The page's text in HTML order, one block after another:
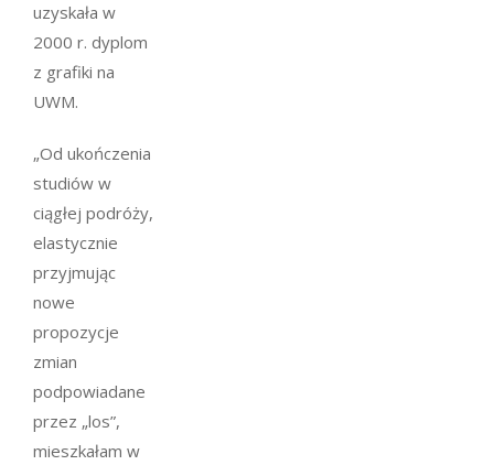
uzyskała w
2000 r. dyplom
z grafiki na
UWM.
„Od ukończenia
studiów w
ciągłej podróży,
elastycznie
przyjmując
nowe
propozycje
zmian
podpowiadane
przez „los”,
mieszkałam w